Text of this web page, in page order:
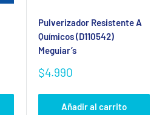
Pulverizador Resistente A
Químicos (D110542)
Meguiar’s
Precio
venta
$4.990
Añadir al carrito